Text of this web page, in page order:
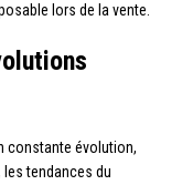
lors de la vente.
constante évolution,
tendances du